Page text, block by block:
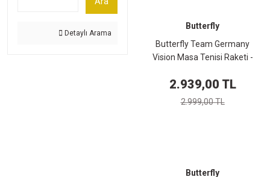
Detaylı Arama
Butterfly
Butterfly Team Germany
Vision Masa Tenisi Raketi -
2.939,00 TL
2.999,00 TL
Butterfly